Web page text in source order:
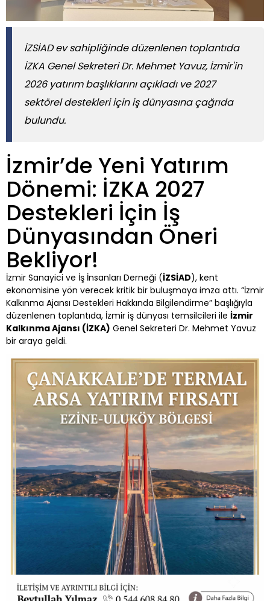
İZSİAD ev sahipliğinde düzenlenen toplantıda
İZKA Genel Sekreteri Dr. Mehmet Yavuz, İzmir'in
2026 yatırım başlıklarını açıkladı ve 2027
sektörel destekleri için iş dünyasına çağrıda
bulundu.
İzmir’de Yeni Yatırım
Dönemi: İZKA 2027
Destekleri İçin İş
Dünyasından Öneri
Bekliyor!
İzmir Sanayici ve İş İnsanları Derneği (İZSİAD), kent
ekonomisine yön verecek kritik bir buluşmaya imza attı. “İzmir
Kalkınma Ajansı Destekleri Hakkında Bilgilendirme” başlığıyla
düzenlenen toplantıda, İzmir iş dünyası temsilcileri ile İzmir
Kalkınma Ajansı (İZKA) Genel Sekreteri Dr. Mehmet Yavuz
bir araya geldi.